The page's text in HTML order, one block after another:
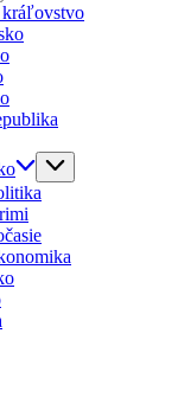
kráľovstvo